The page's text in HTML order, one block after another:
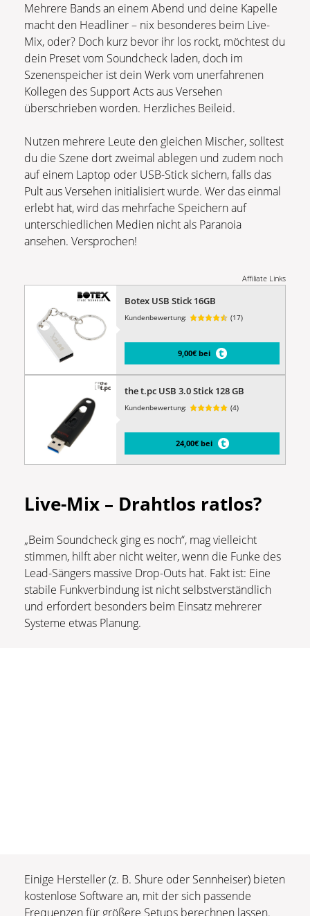
Mehrere Bands an einem Abend und deine Kapelle
macht den Headliner – nix besonderes beim Live-
Mix, oder? Doch kurz bevor ihr los rockt, möchtest du
dein Preset vom Soundcheck laden, doch im
Szenenspeicher ist dein Werk vom unerfahrenen
Kollegen des Support Acts aus Versehen
überschrieben worden. Herzliches Beileid.
Nutzen mehrere Leute den gleichen Mischer, solltest
du die Szene dort zweimal ablegen und zudem noch
auf einem Laptop oder USB-Stick sichern, falls das
Pult aus Versehen initialisiert wurde. Wer das einmal
erlebt hat, wird das mehrfache Speichern auf
unterschiedlichen Medien nicht als Paranoia
ansehen. Versprochen!
Affiliate Links
Botex USB Stick 16GB
Kundenbewertung: (17)
9,00€ bei
the t.pc USB 3.0 Stick 128 GB
Kundenbewertung: (4)
24,00€ bei
Live-Mix – Drahtlos ratlos?
„Beim Soundcheck ging es noch“, mag vielleicht
stimmen, hilft aber nicht weiter, wenn die Funke des
Lead-Sängers massive Drop-Outs hat. Fakt ist: Eine
stabile Funkverbindung ist nicht selbstverständlich
und erfordert besonders beim Einsatz mehrerer
Systeme etwas Planung.
Einige Hersteller (z. B. Shure oder Sennheiser) bieten
kostenlose Software an, mit der sich passende
Frequenzen für größere Setups berechnen lassen.